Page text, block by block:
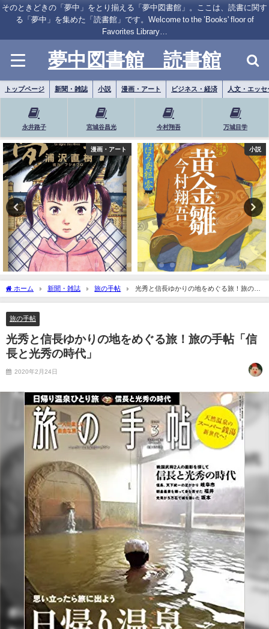
そのときどきの「夢中」をとり揃える「夢中図書館」。ここは、読書に関す
る「夢中」を集めた「読書館」です。Welcome to the ’Books' floor of
Favorites Library…
夢中図書館 読書館
トップページ 新聞・雑誌 小説 漫画・アート ビジネス・経済 人文・エッセ
永井路子 宮城谷昌光 今村翔吾 万城目学
小説 小説
ホーム 新聞・雑誌 旅の手帖
光秀と信長ゆかりの地をめぐる旅！旅の手
帖「信長と光秀の時代」
旅の手帖
光秀と信長ゆかりの地をめぐる旅！旅の手帖「信
長と光秀の時代」
2020年2月24日